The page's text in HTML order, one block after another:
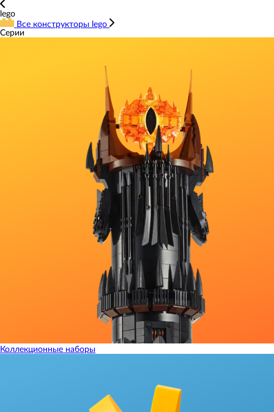
lego
Все конструкторы lego
Серии
Коллекционные наборы